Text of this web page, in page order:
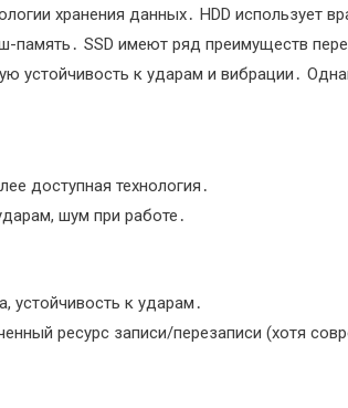
хранения данных․ HDD использует
память․ SSD имеют ряд преимуществ
устойчивость к ударам и вибрации․
доступная технология․
шум при работе․
устойчивость к ударам․
ресурс записи/перезаписи (хотя